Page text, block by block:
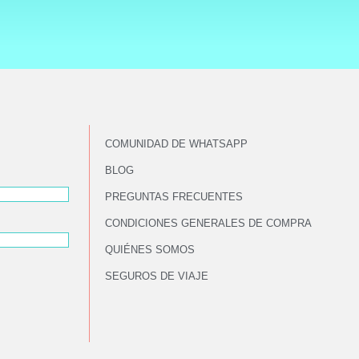
COMUNIDAD DE WHATSAPP
BLOG
PREGUNTAS FRECUENTES
CONDICIONES GENERALES DE COMPRA
QUIÉNES SOMOS
SEGUROS DE VIAJE